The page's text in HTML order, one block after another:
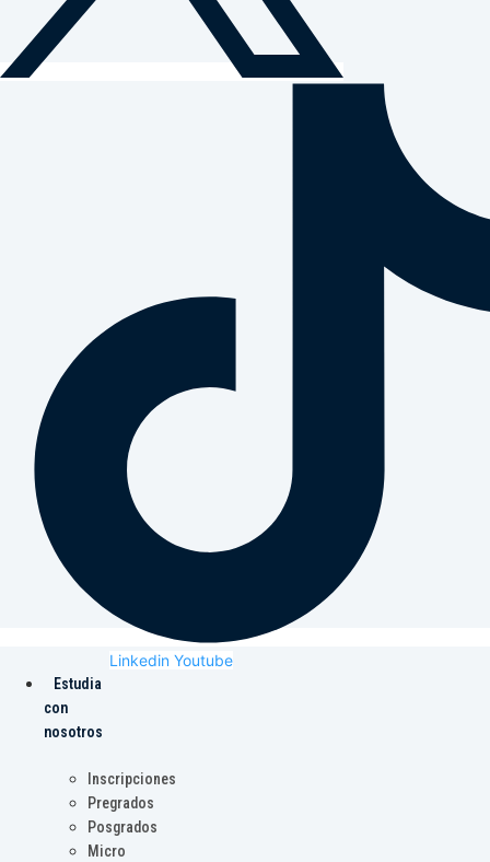
Linkedin Youtube
Estudia
con
nosotros
Inscripciones
Pregrados
Posgrados
Micro